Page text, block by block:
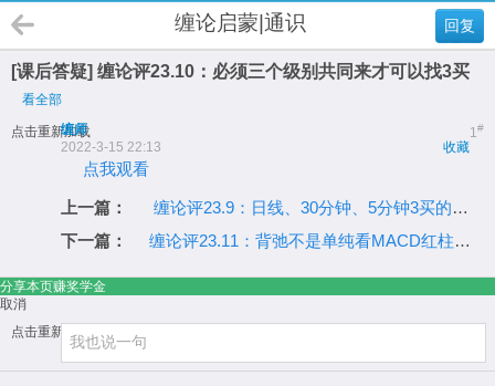
回复
缠论启蒙|通识
[课后答疑] 缠论评23.10：必须三个级别共同来才可以找3买
看全部
点击重新加载 1#
缠师
收藏
2022-3-15 22:13
点我观看
上一篇：
缠论评23.9：日线、30分钟、5分钟3买的级别关系对照
下一篇：
缠论评23.11：背弛不是单纯看MACD红柱子短了
分享本页赚奖学金
取消
点击重新加载